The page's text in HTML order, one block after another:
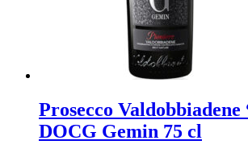
Prosecco Valdobbiadene
DOCG Gemin 75 cl